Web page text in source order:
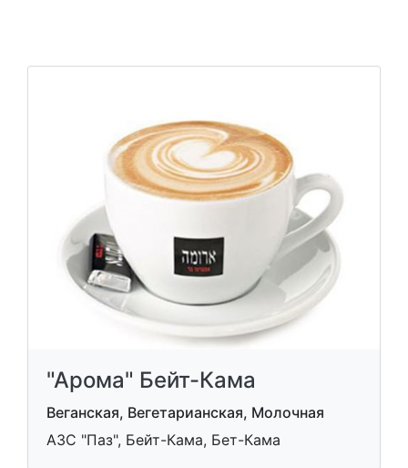
"Арома" Бейт-Кама
Веганская, Вегетарианская, Молочная
АЗС "Паз", Бейт-Кама, Бет-Кама